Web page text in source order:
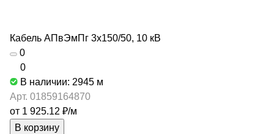
Кабель АПвЭмПг 3х150/50, 10 кВ
0
0
В наличии: 2945 м
Арт. 01859164870
от 1 925.12 ₽/м
В корзину